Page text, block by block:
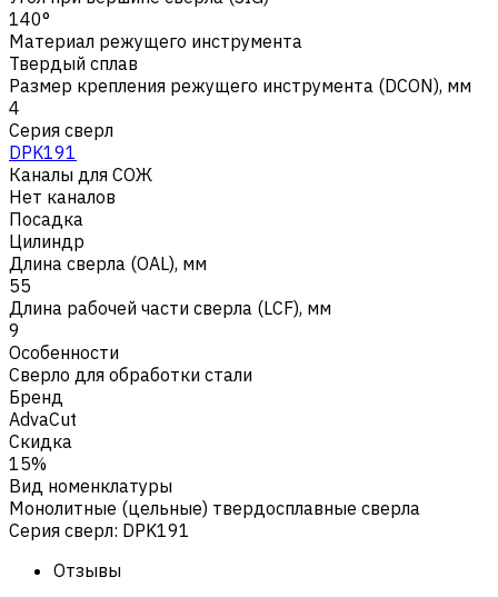
140°
Материал режущего инструмента
Твердый сплав
Размер крепления режущего инструмента (DCON), мм
4
Серия сверл
DPK191
Каналы для СОЖ
Нет каналов
Посадка
Цилиндр
Длина сверла (OAL), мм
55
Длина рабочей части сверла (LCF), мм
9
Особенности
Сверло для обработки стали
Бренд
AdvaCut
Скидка
15%
Вид номенклатуры
Монолитные (цельные) твердосплавные сверла
Серия сверл: DPK191
Отзывы